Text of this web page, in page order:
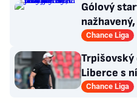
Gólový
se jako
Chance Liga
Trpišovský
Liberce s
od začátku?
Chance Liga